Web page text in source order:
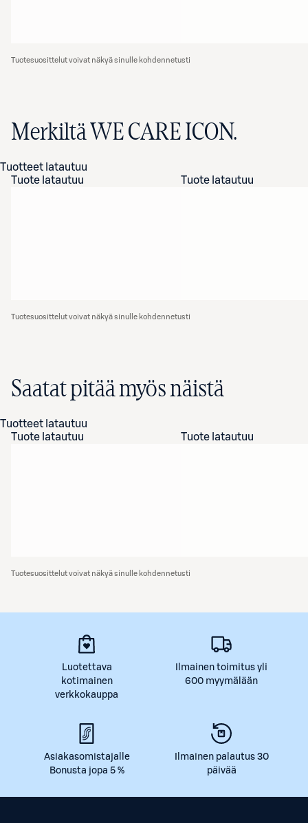
Tuotesuosittelut voivat näkyä sinulle kohdennetusti
Merkiltä WE CARE ICON.
Tuotteet latautuu
Tuote latautuu
Tuote latautuu
Tuotesuosittelut voivat näkyä sinulle kohdennetusti
Saatat pitää myös näistä
Tuotteet latautuu
Tuote latautuu
Tuote latautuu
Tuotesuosittelut voivat näkyä sinulle kohdennetusti
Luotettava
kotimainen
verkkokauppa
Ilmainen toimitus yli
600 myymälään
Asiakasomistajalle
Bonusta jopa 5 %
Ilmainen palautus 30
päivää